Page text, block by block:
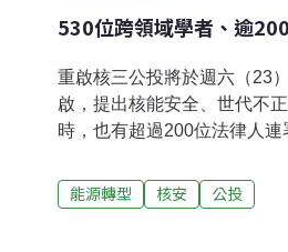
530位跨領域學者、逾
重啟核三公投將於週六（23
啟，提出核能安全、世代不
時，也有超過200位法律人
530位來自全國不同系所、研
（19）日召開記者會指出，
能源轉型 核安 公投